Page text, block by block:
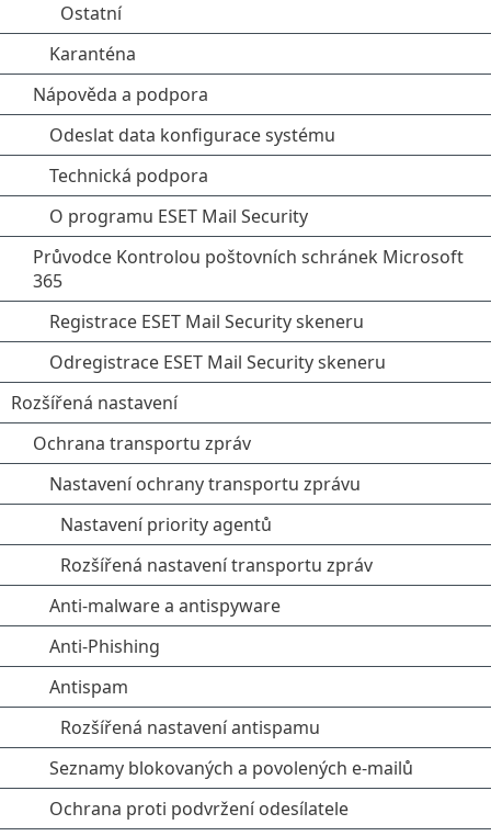
Ostatní
Karanténa
Nápověda a podpora
Odeslat data konfigurace systému
Technická podpora
O programu ESET Mail Security
Průvodce Kontrolou poštovních schránek Microsoft
365
Registrace ESET Mail Security skeneru
Odregistrace ESET Mail Security skeneru
Rozšířená nastavení
Ochrana transportu zpráv
Nastavení ochrany transportu zprávu
Nastavení priority agentů
Rozšířená nastavení transportu zpráv
Anti-malware a antispyware
Anti-Phishing
Antispam
Rozšířená nastavení antispamu
Seznamy blokovaných a povolených e-mailů
Ochrana proti podvržení odesílatele